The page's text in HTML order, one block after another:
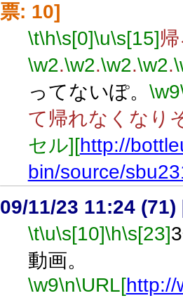
票: 10]
\t\h\s[0]\u\s[15]
\w2.\w2.\w2.\w2.
ってないぽ。 \w9
て帰れなくなり
セル][http://
bin/source/
09/11/23 11:24 (71)
\t\u\s[10]\h\s[23]
動画。
\w9\n\URL[http://